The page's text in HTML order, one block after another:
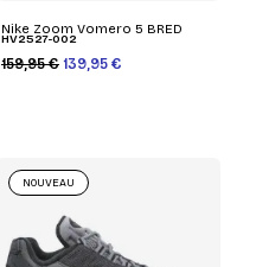
Nike Zoom Vomero 5 BRED
HV2527-002
159,95 € 139,95 €
NOUVEAU